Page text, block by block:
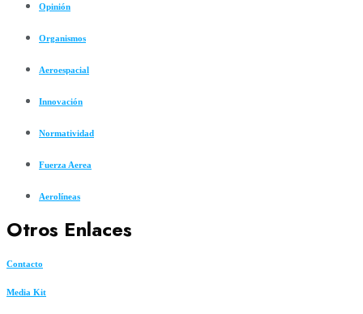
Opinión
Organismos
Aeroespacial
Innovación
Normatividad
Fuerza Aerea
Aerolíneas
Otros Enlaces
Contacto
Media Kit